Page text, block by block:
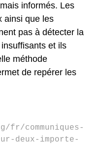
informés. Les
ainsi que les
pas à détecter la
et ils
méthode
de repérer les
fr/communiques-
deux-importe-